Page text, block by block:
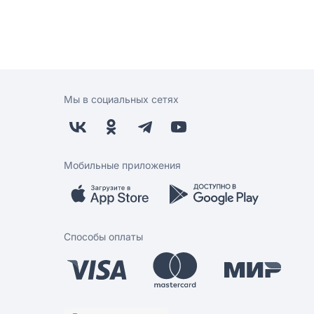
Мы в социальных сетях
Мобильные приложения
Способы оплаты